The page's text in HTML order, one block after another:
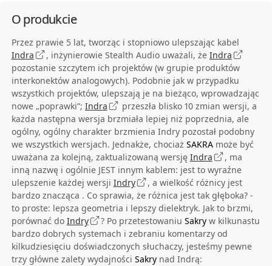
O produkcie
Przez prawie 5 lat, tworząc i stopniowo ulepszając kabel
Indra
, inżynierowie Stealth Audio uważali, że Indra
pozostanie szczytem ich projektów (w grupie produktów
interkonektów analogowych). Podobnie jak w przypadku
wszystkich projektów, ulepszają je na bieżąco, wprowadzając
nowe „poprawki”; Indra
przeszła blisko 10 zmian wersji, a
każda następna wersja brzmiała lepiej niż poprzednia, ale
ogólny, ogólny charakter brzmienia Indry pozostał podobny
we wszystkich wersjach. Jednakże, chociaż SAKRAmoże być
uważana za kolejną, zaktualizowaną wersję Indra
, ma
inną nazwę i ogólnie JEST innym kablem: jest to wyraźne
ulepszenie każdej wersji Indry
, a wielkość różnicy jest
bardzo znacząca . Co sprawia, że ​​różnica jest tak głęboka? -
to proste: lepsza geometria i lepszy dielektryk. Jak to brzmi,
porównać do Indry ? Po przetestowaniu Sakryw kilkunastu
bardzo dobrych systemach i zebraniu komentarzy od
kilkudziesięciu doświadczonych słuchaczy, jesteśmy pewne
trzy główne zalety wydajności Sakrynad Indrą: